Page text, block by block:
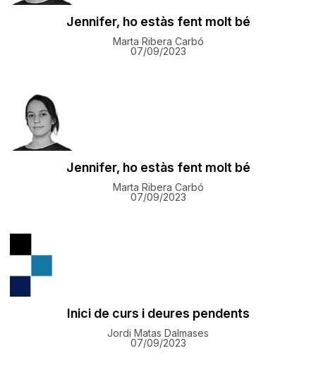
Jennifer, ho estàs fent molt bé
Marta Ribera Carbó
07/09/2023
Jennifer, ho estàs fent molt bé
Marta Ribera Carbó
07/09/2023
Inici de curs i deures pendents
Jordi Matas Dalmases
07/09/2023